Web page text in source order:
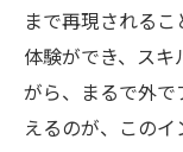
まで再現される
体験ができ、ス
がら、まるで外
えるのが、この